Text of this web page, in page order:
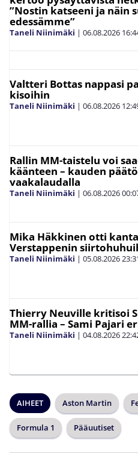
”Nostin katseeni ja näin
edessämme”
Taneli Niinimäki | 06.08.2026
Valtteri Bottas nappasi
kisoihin
Taneli Niinimäki | 06.08.2026
Rallin MM-taistelu voi
käänteen – kauden
vaakalaudalla
Taneli Niinimäki | 06.08.2026
Mika Häkkinen otti
Verstappenin
Taneli Niinimäki | 05.08.2026
Thierry Neuville kritisoi
MM-rallia – Sami Pajari
Taneli Niinimäki | 04.08.2026
AIHEET Aston Martin
Formula 1 Pääuutiset